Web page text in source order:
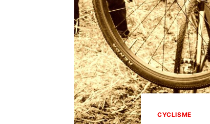
CYCLISME